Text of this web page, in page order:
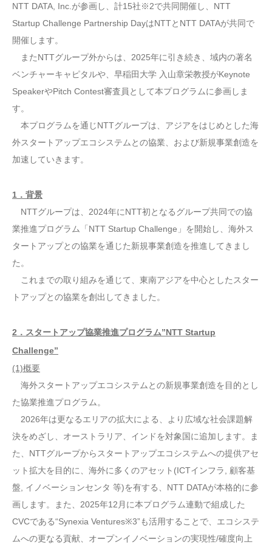
NTT DATA, Inc.が参画し、計15社※2で共同開催し、NTT
Startup Challenge Partnership DayはNTTとNTT DATAが共同で
開催します。
またNTTグループ外からは、2025年に引き続き、域内の著名
ベンチャーキャピタルや、早稲田大学 入山章栄教授がKeynote
SpeakerやPitch Contest審査員として本プログラムに参画しま
す。
本プログラムを通じNTTグループは、アジアをはじめとした海
外スタートアップエコシステムとの協業、および新規事業創造を
加速していきます。
1．背景
NTTグループは、2024年にNTT初となるグループ共同での協
業推進プログラム「NTT Startup Challenge」を開始し、海外ス
タートアップとの協業を通じた新規事業創造を推進してきまし
た。
これまでの取り組みを通じて、東南アジアを中心としたスター
トアップとの協業を創出してきました。
2．スタートアップ協業推進プログラム”NTT Startup
Challenge”
(1)概要
海外スタートアップエコシステムとの新規事業創造を目的とし
た協業推進プログラム。
2026年は更なるエリアの拡大による、より広域な社会課題解
決をめざし、オーストラリア、インドを対象国に追加します。ま
た、NTTグループからスタートアップエコシステムへの提供アセ
ット拡大を目的に、海外に多くのアセット(ICTインフラ, 顧客基
盤, イノベーションセンタ 等)を有する、NTT DATAが本格的に参
画します。また、2025年12月に本プログラム連動で組成した
CVCである“Synexia Ventures※3”も活用することで、エコシステ
ムへの更なる貢献、オープンイノベーションの実現性/確度向上